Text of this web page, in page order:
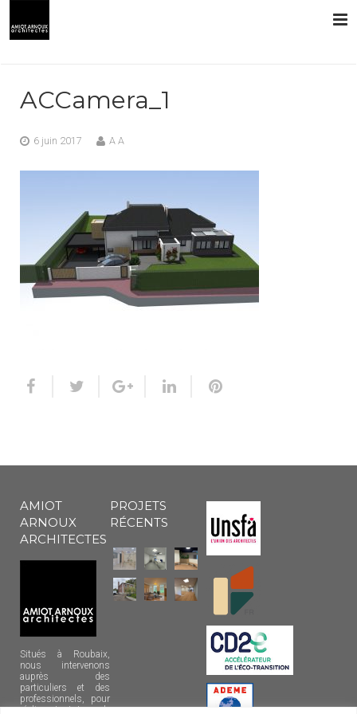
ACCamera_1
6 juin 2017 A A
AMIOT
ARNOUX
ARCHITECTES
Situés à Roubaix,
nous intervenons
auprès des
particuliers et des
professionnels, pour
réaliser tout type de
PROJETS
RÉCENTS